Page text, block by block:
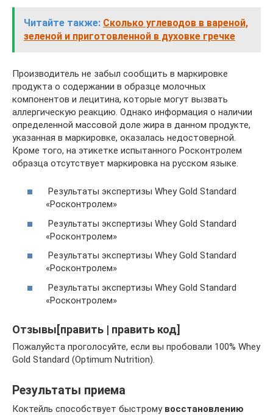
Читайте также: Сколько углеводов в вареной,
зеленой и приготовленной в духовке гречке
Производитель не забыл сообщить в маркировке
продукта о содержании в образце молочных
компонентов и лецитина, которые могут вызвать
аллергическую реакцию. Однако информация о наличии
определенной массовой доле жира в данном продукте,
указанная в маркировке, оказалась недостоверной.
Кроме того, на этикетке испытанного Росконтролем
образца отсутствует маркировка на русском языке.
Результаты экспертизы Whey Gold Standard
«Росконтролем»
Результаты экспертизы Whey Gold Standard
«Росконтролем»
Результаты экспертизы Whey Gold Standard
«Росконтролем»
Результаты экспертизы Whey Gold Standard
«Росконтролем»
Отзывы[править | править код]
Пожалуйста проголосуйте, если вы пробовали 100% Whey
Gold Standard (Optimum Nutrition).
Результаты приема
Коктейль способствует быстрому восстановлению